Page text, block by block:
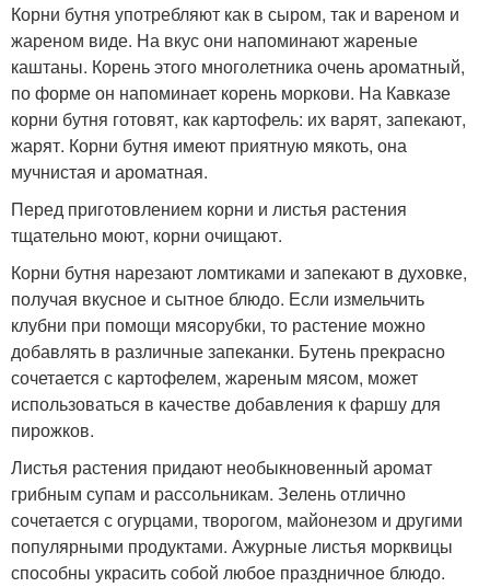
Корни бутня употребляют как в сыром, так и вареном и
жареном виде. На вкус они напоминают жареные
каштаны. Корень этого многолетника очень ароматный,
по форме он напоминает корень моркови. На Кавказе
корни бутня готовят, как картофель: их варят, запекают,
жарят. Корни бутня имеют приятную мякоть, она
мучнистая и ароматная.
Перед приготовлением корни и листья растения
тщательно моют, корни очищают.
Корни бутня нарезают ломтиками и запекают в духовке,
получая вкусное и сытное блюдо. Если измельчить
клубни при помощи мясорубки, то растение можно
добавлять в различные запеканки. Бутень прекрасно
сочетается с картофелем, жареным мясом, может
использоваться в качестве добавления к фаршу для
пирожков.
Листья растения придают необыкновенный аромат
грибным супам и рассольникам. Зелень отлично
сочетается с огурцами, творогом, майонезом и другими
популярными продуктами. Ажурные листья морквицы
способны украсить собой любое праздничное блюдо.